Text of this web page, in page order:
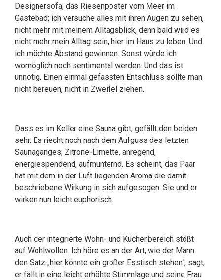
Designersofa; das Riesenposter vom Meer im
Gästebad; ich versuche alles mit ihren Augen zu sehen,
nicht mehr mit meinem Alltagsblick, denn bald wird es
nicht mehr mein Alltag sein, hier im Haus zu leben. Und
ich möchte Abstand gewinnen. Sonst würde ich
womöglich noch sentimental werden. Und das ist
unnötig. Einen einmal gefassten Entschluss sollte man
nicht bereuen, nicht in Zweifel ziehen.
Dass es im Keller eine Sauna gibt, gefällt den beiden
sehr. Es riecht noch nach dem Aufguss des letzten
Saunaganges; Zitrone-Limette, anregend,
energiespendend, aufmunternd. Es scheint, das Paar
hat mit dem in der Luft liegenden Aroma die damit
beschriebene Wirkung in sich aufgesogen. Sie und er
wirken nun leicht euphorisch.
Auch der integrierte Wohn- und Küchenbereich stößt
auf Wohlwollen. Ich höre es an der Art, wie der Mann
den Satz „hier könnte ein großer Esstisch stehen“, sagt;
er fällt in eine leicht erhöhte Stimmlage und seine Frau